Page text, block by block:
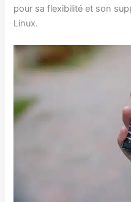
pour sa flexibilité et son
Linux.